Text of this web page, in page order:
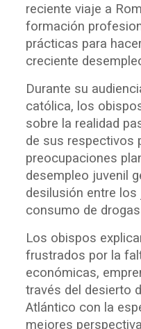
reciente viaje a
formación
prácticas para
creciente
Durante su
católica, los
sobre la realidad
de sus respectivos
preocupaciones
desempleo juvenil
desilusión entre
consumo de
Los obispos
frustrados por la
económicas,
través del desierto
Atlántico con la
mejores